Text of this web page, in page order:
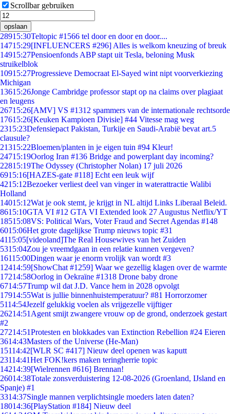
Scrollbar gebruiken
opslaan
28915:30Teltopic #1566 tel door en door en door....
14715:29[INFLUENCERS #296] Alles is welkom kneuzing of breuk
14915:27Pensioenfonds ABP stapt uit Tesla, beloning Musk
struikelblok
10915:27Progressieve Democraat El-Sayed wint nipt voorverkiezing
Michigan
13615:26Jonge Cambridge professor stapt op na claims over plagiaat
en leugens
26715:26[AMV] VS #1312 spammers van de internationale rechtsorde
17615:26[Keuken Kampioen Divisie] #44 Vitesse mag weg
2315:23Defensiepact Pakistan, Turkije en Saudi-Arabië bevat art.5
clausule?
21315:22Bloemen/planten in je eigen tuin #94 Kleur!
24715:19Oorlog Iran #136 Bridge and powerplant day incoming?
22815:19The Odyssey (Christopher Nolan) 17 juli 2026
6915:16[HAZES-gate #118] Echt een leuk wijf
4215:12Bezoeker verliest deel van vinger in waterattractie Walibi
Holland
14015:12Wat je ook stemt, je krijgt in NL altijd Links Liberaal Beleid.
8615:10GTA VI #12 GTA VI Extended look 27 Augustus Netflix/YT
18515:08VS: Political Wars, Voter Fraud and Secret Agendas #148
6015:06Het grote dagelijkse Trump nieuws topic #31
4115:05[videoland]The Real Housewives van het Zuiden
5315:04Zou je vreemdgaan in een relatie kunnen vergeven?
16115:00Dingen waar je enorm vrolijk van wordt #3
12414:59[ShowChat #1259] Waar we gezellig klagen over de warmte
17214:58Oorlog in Oekraïne #1318 Drone baby drone
6714:57Trump wil dat J.D. Vance hem in 2028 opvolgt
17914:55Wat is jullie binnenhuistemperatuur? #81 Horrorzomer
5114:54Jezelf gelukkig voelen als vrijgezelle vijftiger
26214:51 Agent smijt zwangere vrouw op de grond, onderzoek gestart
#2
27214:51Protesten en blokkades van Extinction Rebellion #24 Eieren
3614:43Masters of the Universe (He-Man)
15114:42[WLR SC #417] Nieuw deel openen was kaputt
23114:41Het FOK!kers maken teringherrie topic
14214:39[Wielrennen #616] Brennan!
26014:38Totale zonsverduistering 12-08-2026 (Groenland, IJsland en
Spanje) #1
3314:37Single mannen verplichtsingle moeders laten daten?
18014:36[PlayStation #184] Nieuw deel